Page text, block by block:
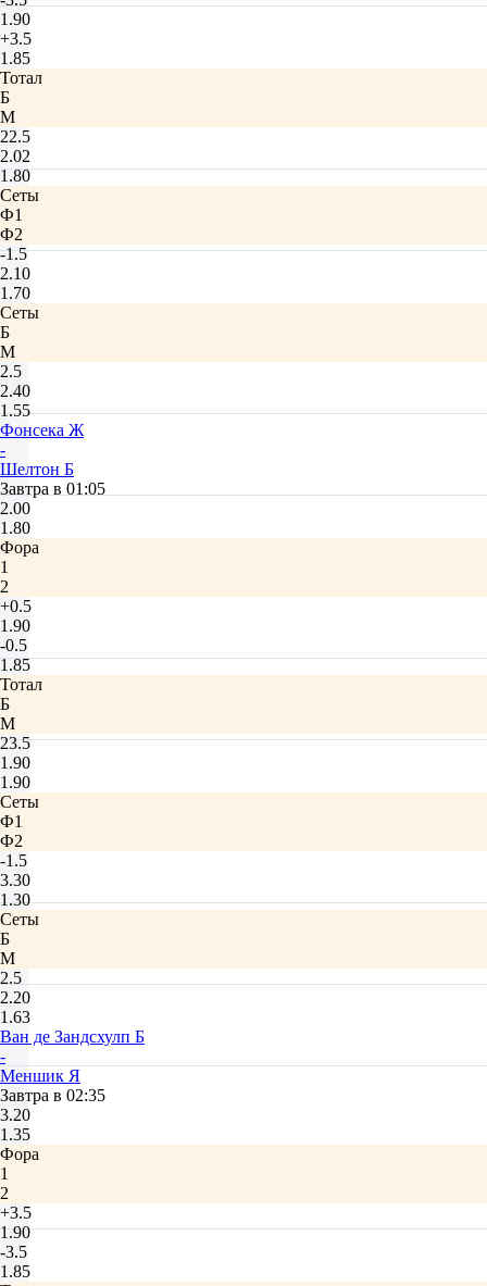
1.90
+3.5
1.85
Тотал
Б
М
22.5
2.02
1.80
Сеты
Ф1
Ф2
-1.5
2.10
1.70
Сеты
Б
М
2.5
2.40
1.55
Фонсека Ж
-
Шелтон Б
Завтра в 01:05
2.00
1.80
Фора
1
2
+0.5
1.90
-0.5
1.85
Тотал
Б
М
23.5
1.90
1.90
Сеты
Ф1
Ф2
-1.5
3.30
1.30
Сеты
Б
М
2.5
2.20
1.63
Ван де Зандсхулп Б
-
Меншик Я
Завтра в 02:35
3.20
1.35
Фора
1
2
+3.5
1.90
-3.5
1.85